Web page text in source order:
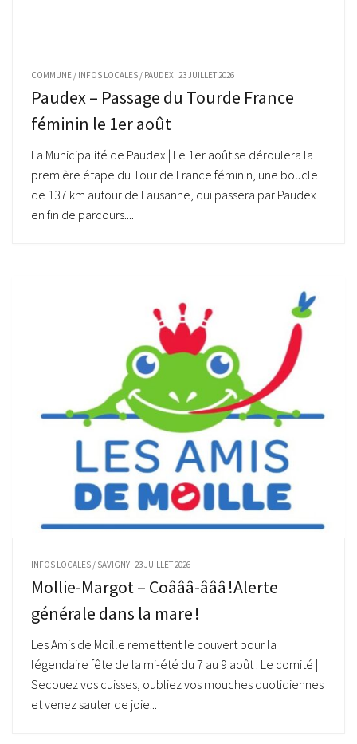
COMMUNE / INFOS LOCALES / PAUDEX 23 JUILLET 2026
Paudex – Passage du Tourde France
féminin le 1er août
La Municipalité de Paudex | Le 1er août se déroulera la
première étape du Tour de France féminin, une boucle
de 137 km autour de Lausanne, qui passera par Paudex
en fin de parcours....
INFOS LOCALES / SAVIGNY 23 JUILLET 2026
Mollie-Margot – Coâââ-âââ !Alerte
générale dans la mare !
Les Amis de Moille remettent le couvert pour la
légendaire fête de la mi-été du 7 au 9 août ! Le comité |
Secouez vos cuisses, oubliez vos mouches quotidiennes
et venez sauter de joie...